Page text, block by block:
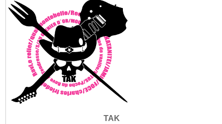
TAK